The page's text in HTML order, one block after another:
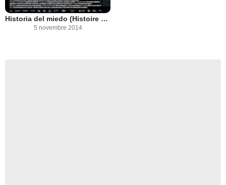
Historia del miedo (Histoire de la peur)
5 novembre 2014